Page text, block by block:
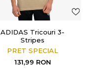
ADIDAS Tricouri 3-
Stripes
PRET SPECIAL
131,99 RON